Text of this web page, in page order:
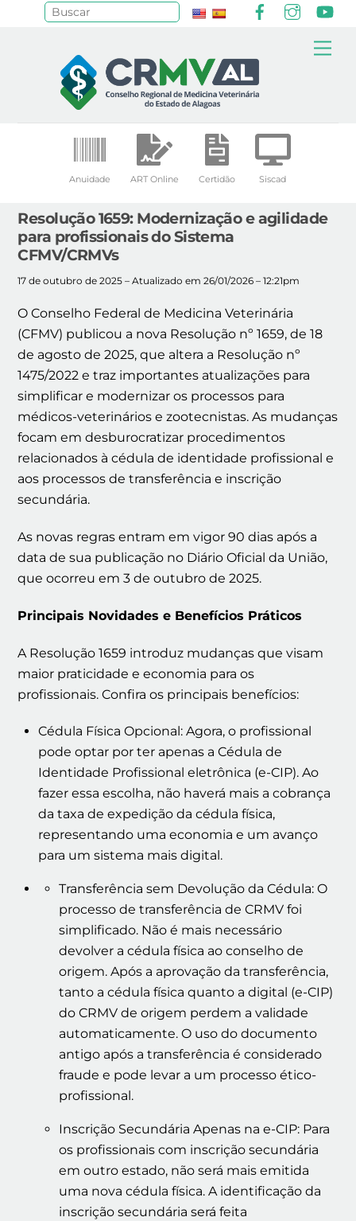
Anuidade ART Online Certidão Siscad
Resolução 1659: Modernização e agilidade
para profissionais do Sistema
CFMV/CRMVs
17 de outubro de 2025 – Atualizado em 26/01/2026 – 12:21pm
O Conselho Federal de Medicina Veterinária
(CFMV) publicou a nova Resolução nº 1659, de 18
de agosto de 2025, que altera a Resolução nº
1475/2022 e traz importantes atualizações para
simplificar e modernizar os processos para
médicos-veterinários e zootecnistas. As mudanças
focam em desburocratizar procedimentos
relacionados à cédula de identidade profissional e
aos processos de transferência e inscrição
secundária.
As novas regras entram em vigor 90 dias após a
data de sua publicação no Diário Oficial da União,
que ocorreu em 3 de outubro de 2025.
Principais Novidades e Benefícios Práticos
A Resolução 1659 introduz mudanças que visam
maior praticidade e economia para os
profissionais. Confira os principais benefícios:
Cédula Física Opcional: Agora, o profissional
pode optar por ter apenas a Cédula de
Identidade Profissional eletrônica (e-CIP). Ao
fazer essa escolha, não haverá mais a cobrança
da taxa de expedição da cédula física,
representando uma economia e um avanço
para um sistema mais digital.
Transferência sem Devolução da Cédula: O
processo de transferência de CRMV foi
simplificado. Não é mais necessário
devolver a cédula física ao conselho de
origem. Após a aprovação da transferência,
tanto a cédula física quanto a digital (e-CIP)
do CRMV de origem perdem a validade
automaticamente. O uso do documento
antigo após a transferência é considerado
fraude e pode levar a um processo ético-
profissional.
Inscrição Secundária Apenas na e-CIP: Para
os profissionais com inscrição secundária
em outro estado, não será mais emitida
uma nova cédula física. A identificação da
inscrição secundária será feita